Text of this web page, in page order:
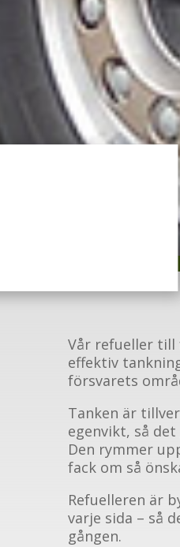
Vår refueller till
effektiv
försvarets
Tanken är
egenvikt, så
Den rymmer
fack om så
Refuelleren är
varje sida – så
gången.